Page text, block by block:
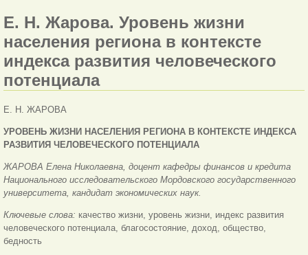
Е. Н. Жарова. Уровень жизни
населения региона в контексте
индекса развития человеческого
потенциала
Е. Н. ЖАРОВА
УРОВЕНЬ ЖИЗНИ НАСЕЛЕНИЯ РЕГИОНА В КОНТЕКСТЕ ИНДЕКСА
РАЗВИТИЯ ЧЕЛОВЕЧЕСКОГО ПОТЕНЦИАЛА
ЖАРОВА Елена Николаевна, доцент кафедры финансов и кредита
Национального исследовательского Мордовского государственного
университета, кандидат экономических наук.
Ключевые слова: качество жизни, уровень жизни, индекс развития
человеческого потенциала, благосостояние, доход, общество,
бедность